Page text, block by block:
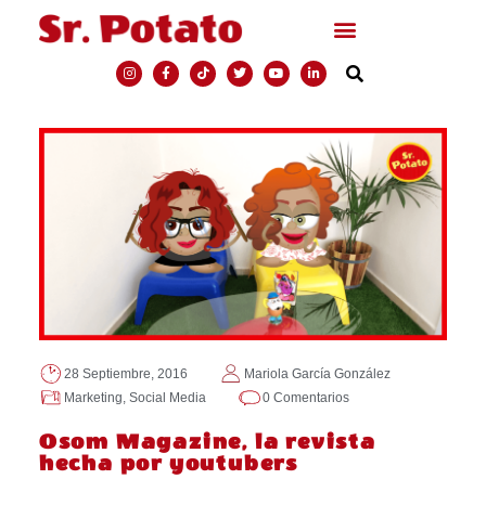
28 Septiembre, 2016
Mariola García González
Marketing, Social Media 0 Comentarios
Osom Magazine, la revista
hecha por youtubers